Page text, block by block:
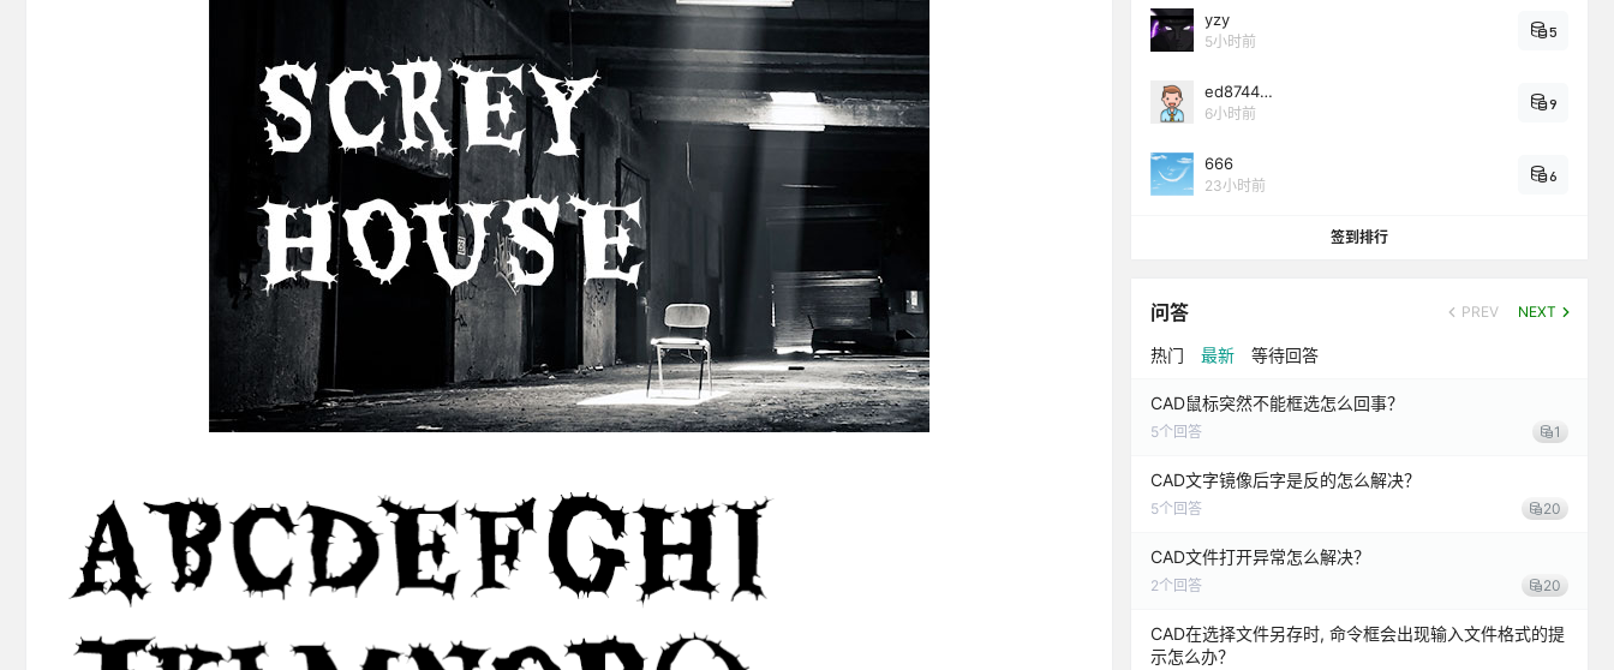
yzy
5小时前
5
ed8744…
6小时前
9
666
23小时前
6
签到排行
问答 PREV NEXT
热门 最新 等待回答
CAD鼠标突然不能框选怎么回事？
5个回答 1
CAD文字镜像后字是反的怎么解决？
5个回答 20
CAD文件打开异常怎么解决？
2个回答 20
CAD在选择文件另存时, 命令框会出现输入文件格式的提
示怎么办？